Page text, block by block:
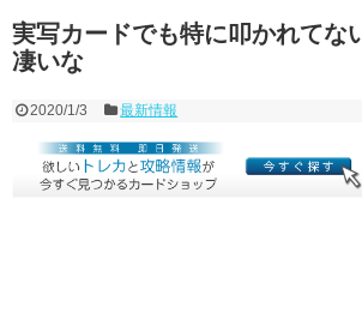
実写カードでも特に叩かれてな
凄いな
2020/1/3 最新情報